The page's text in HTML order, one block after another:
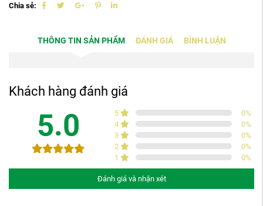
Chia sẻ:
THÔNG TIN SẢN PHẨM ĐÁNH GIÁ BÌNH LUẬN
Khách hàng đánh giá
5.0 5 0%
4
0%
3
0%
2
0%
1
0%
Đánh giá và nhận xét